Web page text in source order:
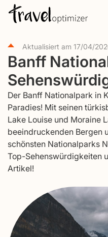
Aktualisiert am 17/04/
Banff
Der Banff Nationalpark in
Paradies! Mit seinen
Lake Louise und Moraine
beeindruckenden Bergen
schönsten Nationalparks
Top-Sehenswürdigkeiten
Artikel!